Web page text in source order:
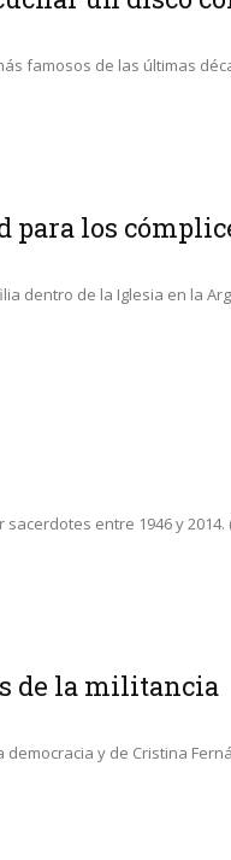
famosos de las últimas
para los
dentro de la Iglesia en la
entre 1946 y
de la militancia
y de Cristina